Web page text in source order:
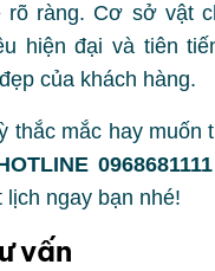
rõ ràng. Cơ sở vật
hiện đại và tiên
của khách hàng.
thắc mắc hay muốn
0968681111
lịch ngay bạn nhé!
vấn